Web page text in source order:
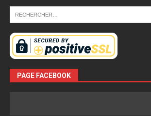
PAGE FACEBOOK